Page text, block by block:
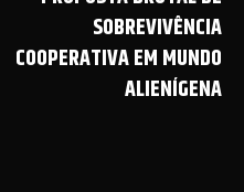
SOBREVIVÊNCIA
COOPERATIVA EM MUNDO
ALIENÍGENA